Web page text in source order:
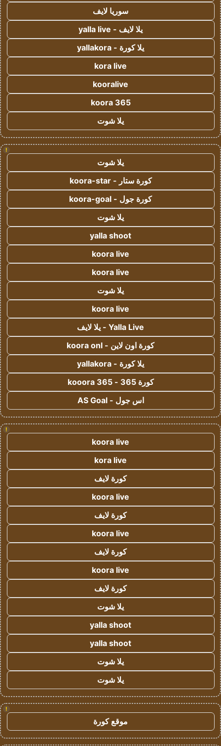
سوريا لايف
يلا لايف - yalla live
يلا كورة - yallakora
kora live
kooralive
koora 365
يلا شوت
!
يلا شوت
كورة ستار - koora-star
كورة جول - koora-goal
يلا شوت
yalla shoot
koora live
koora live
يلا شوت
koora live
Yalla Live - يلا لايف
كورة اون لاين - koora onl
يلا كورة - yallakora
كورة 365 - kooora 365
اس جول - AS Goal
!
koora live
kora live
كورة لايف
koora live
كورة لايف
koora live
كورة لايف
koora live
كورة لايف
يلا شوت
yalla shoot
yalla shoot
يلا شوت
يلا شوت
!
موقع كورة